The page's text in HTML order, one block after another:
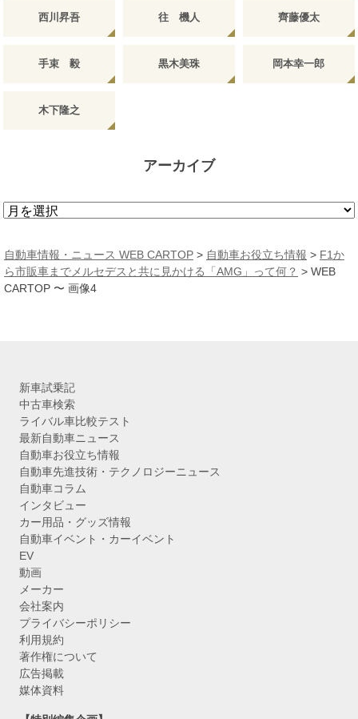
西川昇吾 往 機人 齊藤優太
手束 毅 黒木美珠 岡本幸一郎
木下隆之
アーカイブ
ア
カ
イ
ブ
自動車情報・ニュース WEB CARTOP > 自動車お役立ち情報 > F1か
ら市販車までメルセデスと共に見かける「AMG」って何？ > WEB
CARTOP 〜 画像4
新車試乗記
中古車検索
ライバル車比較テスト
最新自動車ニュース
自動車お役立ち情報
自動車先進技術・テクノロジーニュース
自動車コラム
インタビュー
カー用品・グッズ情報
自動車イベント・カーイベント
EV
動画
メーカー
会社案内
プライバシーポリシー
利用規約
著作権について
広告掲載
媒体資料